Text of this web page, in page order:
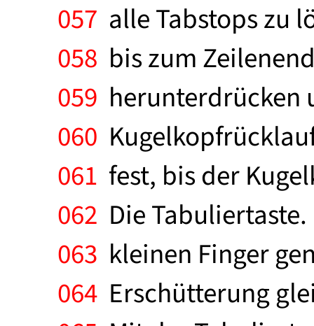
057 alle Tabstops zu
058 bis zum
059 herunterdrücken
060
061 fest, bis der
062 Die
063 kleinen Finger
064 Erschütterung